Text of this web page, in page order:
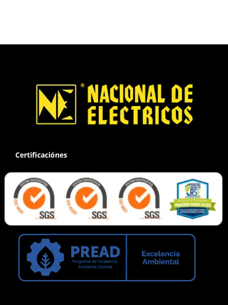
Certificaciónes